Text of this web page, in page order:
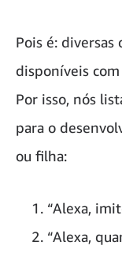
Pois é: diversas
disponíveis
Por isso, nós
para o
ou filha:
“Alexa,
“Alexa,